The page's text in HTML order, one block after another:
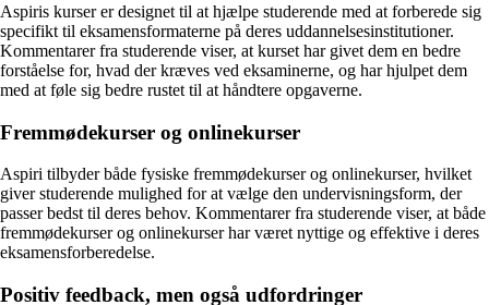
Aspiris kurser er designet til at hjælpe studerende med at forberede sig
specifikt til eksamensformaterne på deres uddannelsesinstitutioner.
Kommentarer fra studerende viser, at kurset har givet dem en bedre
forståelse for, hvad der kræves ved eksaminerne, og har hjulpet dem
med at føle sig bedre rustet til at håndtere opgaverne.
Fremmødekurser og onlinekurser
Aspiri tilbyder både fysiske fremmødekurser og onlinekurser, hvilket
giver studerende mulighed for at vælge den undervisningsform, der
passer bedst til deres behov. Kommentarer fra studerende viser, at både
fremmødekurser og onlinekurser har været nyttige og effektive i deres
eksamensforberedelse.
Positiv feedback, men også udfordringer